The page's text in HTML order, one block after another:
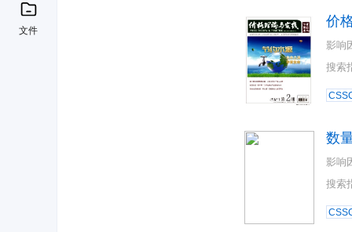
文件
价
影响
搜索
数
影响
搜索